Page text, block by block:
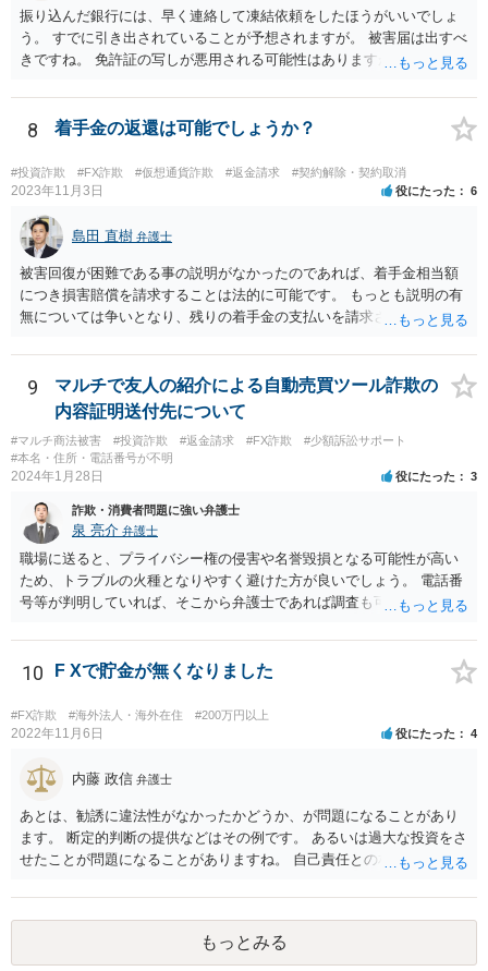
振り込んだ銀行には、早く連絡して凍結依頼をしたほうがいいでしょ
う。 すでに引き出されていることが予想されますが。 被害届は出すべ
きですね。 免許証の写しが悪用される可能性はありますが、悪用され
ほかの被害者の動向も引き続きチェックしておくといいでしょう。
8 着手金の返還は可能でしょうか？
#投資詐欺 #FX詐欺 #仮想通貨詐欺 #返金請求 #契約解除・契約取消
2023年11月3日 役にたった 6
島田 直樹 弁護士
被害回復が困難である事の説明がなかったのであれば、着手金相当額
につき損害賠償を請求することは法的に可能です。 もっとも説明の有
無については争いとなり、残りの着手金の支払いを請求される可能性
紛議調停を申し立てることが考えられます。
9
マルチで友人の紹介による自動売買ツール詐欺の
内容証明送付先について
#マルチ商法被害 #投資詐欺 #返金請求 #FX詐欺
#少額訴訟サポート
#本名・住所・電話番号が不明
2024年1月28日 役にたった 3
詐欺・消費者問題に強い弁護士
泉 亮介 弁護士
職場に送ると、プライバシー権の侵害や名誉毀損となる可能性が高い
ため、トラブルの火種となりやすく避けた方が良いでしょう。 電話番
号等が判明していれば、そこから弁護士であれば調査も可能です。
10 F Xで貯金が無くなりました
#FX詐欺 #海外法人・海外在住 #200万円以上
2022年11月6日 役にたった 4
内藤 政信 弁護士
あとは、勧誘に違法性がなかったかどうか、が問題になることがあり
ます。 断定的判断の提供などはその例です。 あるいは過大な投資をさ
せたことが問題になることがありますね。 自己責任との相関関係です
いでしょう。
もっとみる